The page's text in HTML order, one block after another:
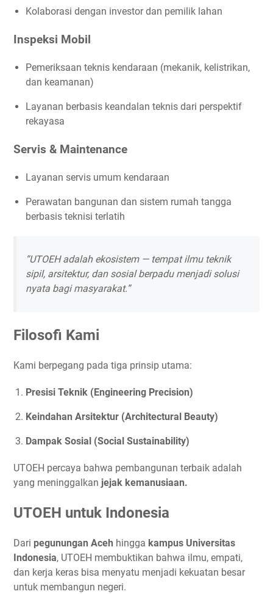
Kolaborasi dengan investor dan pemilik lahan
Inspeksi Mobil
Pemeriksaan teknis kendaraan (mekanik, kelistrikan,
dan keamanan)
Layanan berbasis keandalan teknis dari perspektif
rekayasa
Servis & Maintenance
Layanan servis umum kendaraan
Perawatan bangunan dan sistem rumah tangga
berbasis teknisi terlatih
“UTOEH adalah ekosistem — tempat ilmu teknik
sipil, arsitektur, dan sosial berpadu menjadi solusi
nyata bagi masyarakat.”
Filosofi Kami
Kami berpegang pada tiga prinsip utama:
Presisi Teknik (Engineering Precision)
Keindahan Arsitektur (Architectural Beauty)
Dampak Sosial (Social Sustainability)
UTOEH percaya bahwa pembangunan terbaik adalah
yang meninggalkan jejak kemanusiaan.
UTOEH untuk Indonesia
Dari pegunungan Aceh hingga kampus Universitas
Indonesia, UTOEH membuktikan bahwa ilmu, empati,
dan kerja keras bisa menyatu menjadi kekuatan besar
untuk membangun negeri.